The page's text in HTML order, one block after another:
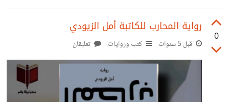
0
رواية المحارب للكاتبة أمل الزيودي
قبل 5 سنوات كتب وروايات تعليقان